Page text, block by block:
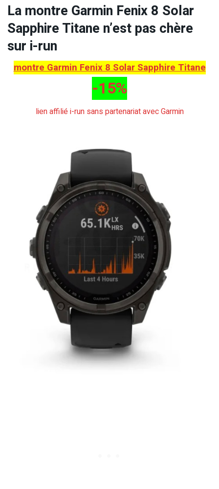
La montre Garmin Fenix 8 Solar
Sapphire Titane n’est pas chère
sur i-run
montre Garmin Fenix 8 Solar Sapphire Titane
-15%
lien affilié i-run sans partenariat avec Garmin